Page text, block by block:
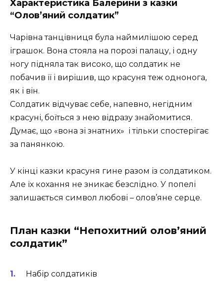
Характеристика Балерини з казки
“Олов’яний солдатик”
Чарівна танцівниця була наймилішою серед
іграшок. Вона стояла на порозі палацу, і одну
ногу підняла так високо, що солдатик не
побачив її і вирішив, що красуня теж однонога,
як і він.
Солдатик відчуває себе, напевно, негідним
красуні, боїться з нею відразу знайомитися.
Думає, що «вона зі знатних» і тільки спостерігає
за панянкою.
У кінці казки красуня гине разом із солдатиком.
Але їх кохання не зникає безслідно. У попелі
залишається символ любові – олов’яне серце.
План казки “Непохитний олов’яний
солдатик”
Набір солдатиків